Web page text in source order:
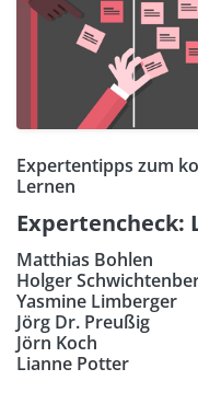
Expertentipps zum
Lernen
Expertencheck:
Matthias Bohlen
Holger
Yasmine Limberger
Jörg Dr. Preußig
Jörn Koch
Lianne Potter